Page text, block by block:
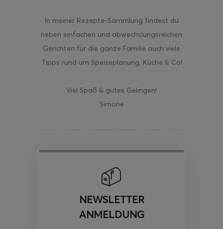
In meiner Rezepte-Sammlung findest du
neben einfachen und abwechslungsreichen
Gerichten für die ganze Familie auch viele
Tipps rund um Speiseplanung, Küche & Co!
Viel Spaß & gutes Gelingen!
Simone
NEWSLETTER
ANMELDUNG